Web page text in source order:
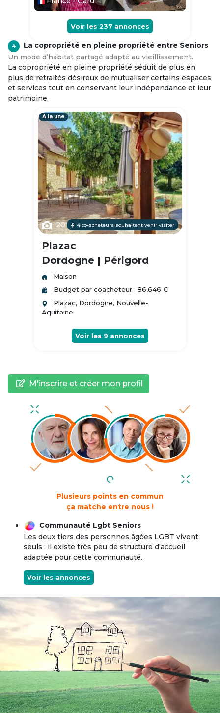
Voir les 237 annonces
4
La copropriété en pleine propriété entre Seniors
Un mode d’habitat partagé adapté au vieillissement.
La copropriété en pleine propriété séduit de plus en
plus de retraités désireux de mutualiser certains espaces
et services tout en conservant leur indépendance et leur
patrimoine.
À la une
20 4 co-acheteurs souhaitent venir visiter
Plazac
Dordogne | Périgord
Maison
Budget par coacheteur : 86,646 €
Plazac, Dordogne, Nouvelle-
Aquitaine
Voir les 9 annonces
M'inscrire et créer mon profil
Plusieurs points en commun
ça matche entre nous !
Communauté Lgbt Seniors
Les deux tiers des personnes âgées LGBT vivent
seuls ; il existe très peu de structure d'accueil
adaptée pour cette communauté.
Voir les annonces